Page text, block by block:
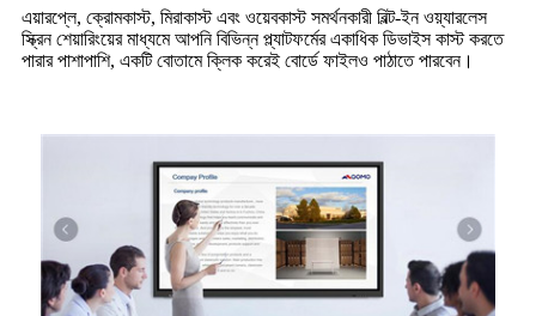
এয়ারপ্লে, ক্রোমকাস্ট, মিরাকাস্ট এবং ওয়েবকাস্ট সমর্থনকারী বিল্ট-ইন ওয়্যারলেস
স্ক্রিন শেয়ারিংয়ের মাধ্যমে আপনি বিভিন্ন প্ল্যাটফর্মের একাধিক ডিভাইস কাস্ট করতে
পারার পাশাপাশি, একটি বোতামে ক্লিক করেই বোর্ডে ফাইলও পাঠাতে পারবেন।